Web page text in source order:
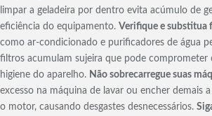
limpar a geladeira por dentro evita acúmulo de
eficiência do equipamento. Verifique e substitua
como ar-condicionado e purificadores de água
filtros acumulam sujeira que pode comprometer
higiene do aparelho. Não sobrecarregue suas
excesso na máquina de lavar ou encher demais
o motor, causando desgastes desnecessários.